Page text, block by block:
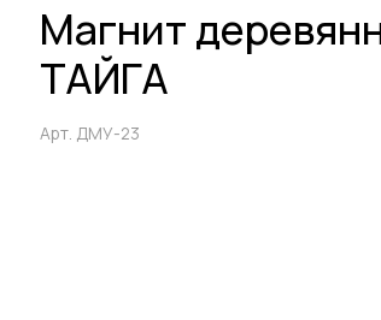
Магнит
ТАЙГА
Арт. ДМУ-23